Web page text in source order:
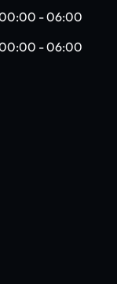
- 06:00
- 06:00